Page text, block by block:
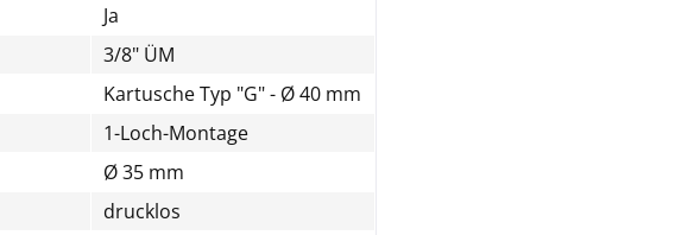
Ja
3/8" ÜM
Kartusche Typ "G" - Ø 40 mm
1-Loch-Montage
Ø 35 mm
drucklos